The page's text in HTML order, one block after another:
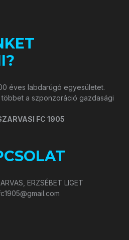
éves labdarúgó egyesületet.
többet a szponzoráció gazdasági
FC 1905
ERZSÉBET LIGET